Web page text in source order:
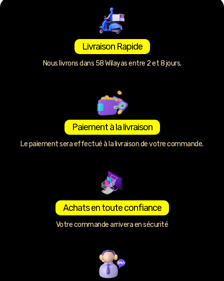
Livraison Rapide
Nous livrons dans 58 Wilayas entre 2 et 8 jours.
Paiement à la livraison
Le paiement sera effectué à la livraison de votre commande.
Achats en toute confiance
Votre commande arrivera en sécurité